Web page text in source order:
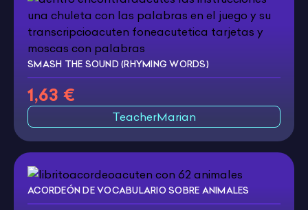
SMASH THE SOUND (RHYMING WORDS)
1,63 €
TeacherMarian
ACORDEÓN DE VOCABULARIO SOBRE ANIMALES